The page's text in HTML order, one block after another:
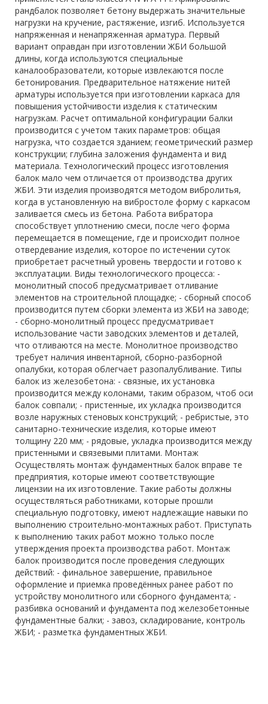
рандбалок позволяет бетону выдержать значительные
нагрузки на кручение, растяжение, изгиб. Используется
напряженная и ненапряженная арматура. Первый
вариант оправдан при изготовлении ЖБИ большой
длины, когда используются специальные
каналообразователи, которые извлекаются после
бетонирования. Предварительное натяжение нитей
арматуры используется при изготовлении каркаса для
повышения устойчивости изделия к статическим
нагрузкам. Расчет оптимальной конфигурации балки
производится с учетом таких параметров: общая
нагрузка, что создается зданием; геометрический размер
конструкции; глубина заложения фундамента и вид
материала. Технологический процесс изготовления
балок мало чем отличается от производства других
ЖБИ. Эти изделия производятся методом вибролитья,
когда в установленную на вибростоле форму с каркасом
заливается смесь из бетона. Работа вибратора
способствует уплотнению смеси, после чего форма
перемещается в помещение, где и происходит полное
отвердевание изделия, которое по истечении суток
приобретает расчетный уровень твердости и готово к
эксплуатации. Виды технологического процесса: -
монолитный способ предусматривает отливание
элементов на строительной площадке; - сборный способ
производится путем сборки элемента из ЖБИ на заводе;
- сборно-монолитный процесс предусматривает
использование части заводских элементов и деталей,
что отливаются на месте. Монолитное производство
требует наличия инвентарной, сборно-разборной
опалубки, которая облегчает разопалубливание. Типы
балок из железобетона: - связные, их установка
производится между колонами, таким образом, чтоб оси
балок совпали; - пристенные, их укладка производится
возле наружных стеновых конструкций; - ребристые, это
санитарно-технические изделия, которые имеют
толщину 220 мм; - рядовые, укладка производится между
пристенными и связевыми плитами. Монтаж
Осуществлять монтаж фундаментных балок вправе те
предприятия, которые имеют соответствующие
лицензии на их изготовление. Такие работы должны
осуществляться работниками, которые прошли
специальную подготовку, имеют надлежащие навыки по
выполнению строительно-монтажных работ. Приступать
к выполнению таких работ можно только после
утверждения проекта производства работ. Монтаж
балок производится после проведения следующих
действий: - финальное завершение, правильное
оформление и приемка проведённых ранее работ по
устройству монолитного или сборного фундамента; -
разбивка оснований и фундамента под железобетонные
фундаментные балки; - завоз, складирование, контроль
ЖБИ; - разметка фундаментных ЖБИ.